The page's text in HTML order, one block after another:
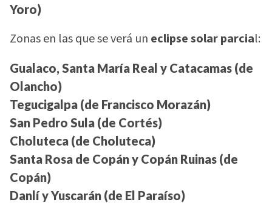
Yoro)
Zonas en las que se verá un eclipse solar parcial:
Gualaco, Santa María Real y Catacamas (de
Olancho)
Tegucigalpa (de Francisco Morazán)
San Pedro Sula (de Cortés)
Choluteca (de Choluteca)
Santa Rosa de Copán y Copán Ruinas (de
Copán)
Danlí y Yuscarán (de El Paraíso)